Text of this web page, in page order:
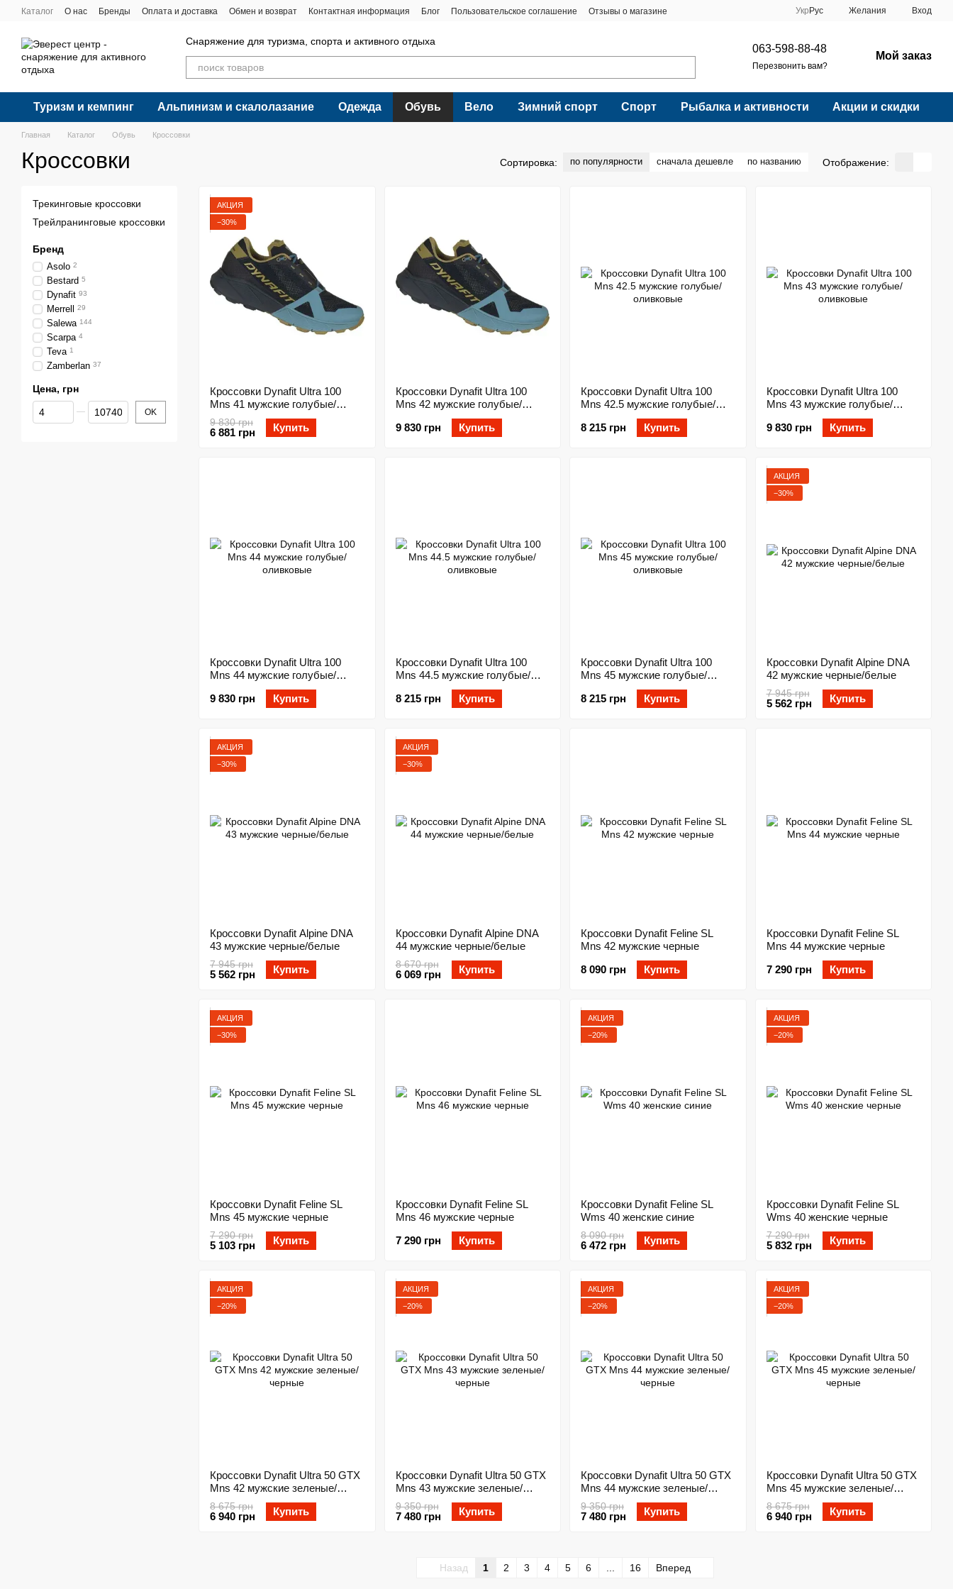
Перейти к основному контенту
Каталог О нас Бренды Оплата и доставка Обмен и возврат Контактная информация Блог Пользовательское соглашение Отзывы о магазине Укр Рус Желания Вход
Снаряжение для туризма, спорта и активного отдыха
063-598-88-48
Перезвонить вам?
Мой заказ
Туризм и кемпинг Альпинизм и скалолазание Одежда Обувь Вело Зимний спорт Спорт Рыбалка и активности Акции и скидки
Главная Каталог Обувь Кроссовки
Кроссовки Сортировка: по популярности сначала дешевле по названию Отображение:
АКЦИЯ
−30%
Кроссовки Dynafit Ultra 100
Mns 41 мужские голубые/
оливковые
9 830 грн
6 881 грн Купить
Кроссовки Dynafit Ultra 100
Mns 42 мужские голубые/
9 830 грн
Купить
Кроссовки Dynafit Ultra 100
Mns 42.5 мужские голубые/
8 215 грн
Купить
Кроссовки Dynafit Ultra 100
Mns 43 мужские голубые/
9 830 грн
Купить
Кроссовки Dynafit Ultra 100
Mns 44 мужские голубые/
9 830 грн
Купить
Кроссовки Dynafit Ultra 100
Mns 44.5 мужские голубые/
8 215 грн
Купить
Кроссовки Dynafit Ultra 100
Mns 45 мужские голубые/
8 215 грн
Купить
АКЦИЯ
−30%
Кроссовки Dynafit Alpine DNA
42 мужские черные/белые
7 945 грн
5 562 грн Купить
АКЦИЯ
−30%
Кроссовки Dynafit Alpine DNA
43 мужские черные/белые
7 945 грн
5 562 грн Купить
АКЦИЯ
−30%
Кроссовки Dynafit Alpine DNA
44 мужские черные/белые
8 670 грн
6 069 грн Купить
Кроссовки Dynafit Feline SL
Mns 42 мужские черные
8 090 грн
Купить
Кроссовки Dynafit Feline SL
Mns 44 мужские черные
7 290 грн
Купить
АКЦИЯ
−30%
Кроссовки Dynafit Feline SL
Mns 45 мужские черные
7 290 грн
5 103 грн Купить
Кроссовки Dynafit Feline SL
Mns 46 мужские черные
7 290 грн
Купить
АКЦИЯ
−20%
Кроссовки Dynafit Feline SL
Wms 40 женские синие
8 090 грн
6 472 грн Купить
АКЦИЯ
−20%
Кроссовки Dynafit Feline SL
Wms 40 женские черные
7 290 грн
5 832 грн Купить
АКЦИЯ
−20%
Кроссовки Dynafit Ultra 50 GTX
Mns 42 мужские зеленые/
черные
8 675 грн
6 940 грн Купить
АКЦИЯ
−20%
Кроссовки Dynafit Ultra 50 GTX
Mns 43 мужские зеленые/
черные
9 350 грн
7 480 грн Купить
АКЦИЯ
−20%
Кроссовки Dynafit Ultra 50 GTX
Mns 44 мужские зеленые/
черные
9 350 грн
7 480 грн Купить
АКЦИЯ
−20%
Кроссовки Dynafit Ultra 50 GTX
Mns 45 мужские зеленые/
черные
8 675 грн
6 940 грн Купить
Назад 1 2 3 4 5 6 16 Вперед
Трекинговые кроссовки
Трейлранинговые кроссовки
Бренд
Asolo 2
Bestard 5
Dynafit 93
Merrell 29
Salewa 144
Scarpa 4
Teva 1
Zamberlan 37
Цена, грн
От Цена, грн
До Цена, грн OK